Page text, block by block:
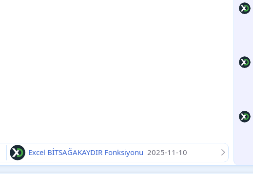
Excel BİTSAĞAKAYDIR Fonksiyonu 2025-11-10